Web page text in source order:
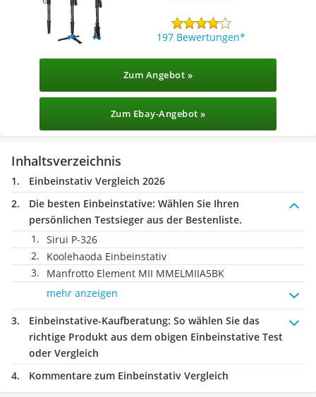
197 Bewertungen
Zum Angebot »
Zum Ebay-Angebot »
Inhaltsverzeichnis
Einbeinstativ Vergleich 2026
Die besten Einbeinstative: Wählen Sie Ihren
persönlichen Testsieger aus der Bestenliste.
Sirui P-326
Koolehaoda Einbeinstativ
Manfrotto Element MII MMELMIIA5BK
mehr anzeigen
Einbeinstative-Kaufberatung: So wählen Sie das
richtige Produkt aus dem obigen Einbeinstative Test
oder Vergleich
Kommentare zum Einbeinstativ Vergleich